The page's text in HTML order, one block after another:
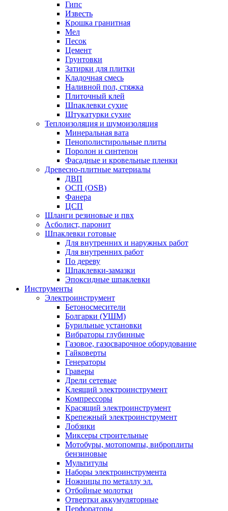
Гипс
Известь
Крошка гранитная
Мел
Песок
Цемент
Грунтовки
Затирки для плитки
Кладочная смесь
Наливной пол, стяжка
Плиточный клей
Шпаклевки сухие
Штукатурки сухие
Теплоизоляция и шумоизоляция
Минеральная вата
Пенополистирольные плиты
Поролон и синтепон
Фасадные и кровельные пленки
Древесно-плитные материалы
ДВП
ОСП (OSB)
Фанера
ЦСП
Шланги резиновые и пвх
Асболист, паронит
Шпаклевки готовые
Для внутренних и наружных работ
Для внутренних работ
По дереву
Шпаклевки-замазки
Эпоксидные шпаклевки
Инструменты
Электроинструмент
Бетоносмесители
Болгарки (УШМ)
Бурильные установки
Вибраторы глубинные
Газовое, газосварочное оборудование
Гайковерты
Генераторы
Граверы
Дрели сетевые
Клеящий электроинструмент
Компрессоры
Красящий электроинструмент
Крепежный электроинструмент
Лобзики
Миксеры строительные
Мотобуры, мотопомпы, виброплиты
бензиновые
Мультитулы
Наборы электроинструмента
Ножницы по металлу эл.
Отбойные молотки
Отвертки аккумуляторные
Перфораторы